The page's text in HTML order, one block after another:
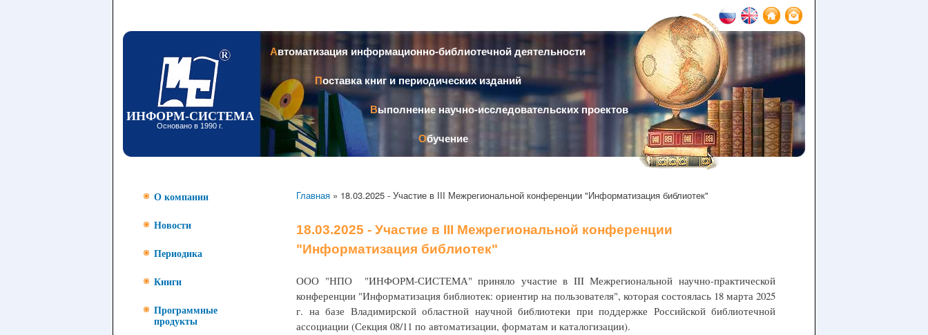
содержанию
ИНФОРМ-СИСТЕМА
Основано в 1990 г.
Автоматизация информационно-библиотечной деятельности
Поставка книг и периодических изданий
Выполнение научно-исследовательских проектов
Обучение
О компании
Новости
Периодика
Книги
Программные
продукты
Главная » 18.03.2025 - Участие в III Межрегиональной конференции "Информатизация библиотек"
18.03.2025 - Участие в III Межрегиональной конференции
"Информатизация библиотек"
ООО "НПО "ИНФОРМ-СИСТЕМА" приняло участие в III Межрегиональной научно-практической
конференции "Информатизация библиотек: ориентир на пользователя", которая состоялась 18 марта 2025
г. на базе Владимирской областной научной библиотеки при поддержке Российской библиотечной
ассоциации (Секция 08/11 по автоматизации, форматам и каталогизации).